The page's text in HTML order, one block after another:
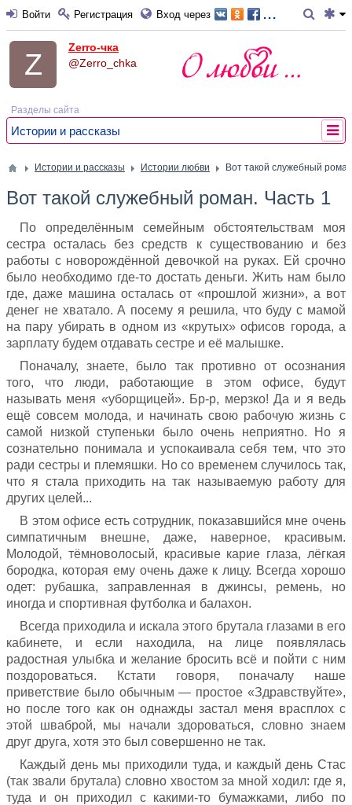
Войти Регистрация Вход через ...
Zerro-чка
@Zerro_chka
Разделы сайта
Истории и рассказы
Истории и рассказы Истории любви Вот такой служебный
Вот такой служебный роман. Часть 1
По определённым семейным обстоятельствам моя
сестра осталась без средств к существованию и без
работы с новорождённой девочкой на руках. Ей срочно
было необходимо где-то достать деньги. Жить нам было
где, даже машина осталась от «прошлой жизни», а вот
денег не хватало. А посему я решила, что буду с мамой
на пару убирать в одном из «крутых» офисов города, а
зарплату будем отдавать сестре и её малышке.
Поначалу, знаете, было так противно от осознания
того, что люди, работающие в этом офисе, будут
называть меня «уборщицей». Бр-р, мерзко! Да и я ведь
ещё совсем молода, и начинать свою рабочую жизнь с
самой низкой ступеньки было очень неприятно. Но я
сознательно понимала и успокаивала себя тем, что это
ради сестры и племяшки. Но со временем случилось так,
что я стала приходить на так называемую работу для
других целей...
В этом офисе есть сотрудник, показавшийся мне очень
симпатичным внешне, даже, наверное, красивым.
Молодой, тёмноволосый, красивые карие глаза, лёгкая
бородка, которая ему очень даже к лицу. Всегда хорошо
одет: рубашка, заправленная в джинсы, ремень, но
иногда и спортивная футболка и балахон.
Всегда приходила и искала этого брутала глазами в его
кабинете, и если находила, на лице появлялась
радостная улыбка и желание бросить всё и пойти с ним
поздороваться. Кстати говоря, поначалу наше
приветствие было обычным — простое «Здравствуйте»,
но после того как он однажды застал меня врасплох с
этой шваброй, мы начали здороваться, словно знаем
друг друга, хотя это был совершенно не так.
Каждый день мы приходили туда, и каждый день Стас
(так звали брутала) словно хвостом за мной ходил: где я,
туда и он приходил с какими-то бумажками, либо по